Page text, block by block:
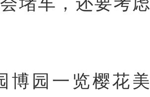
博园一览樱花美